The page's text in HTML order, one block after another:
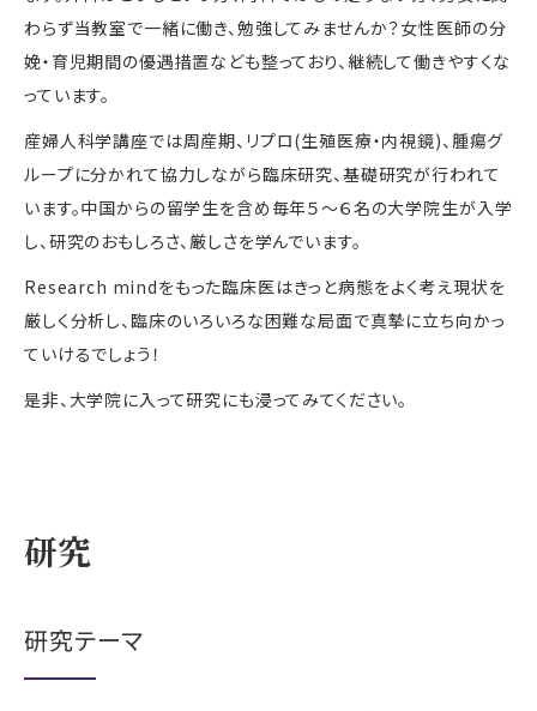
わらず当教室で一緒に働き、勉強してみませんか？女性医師の分
娩・育児期間の優遇措置なども整っており、継続して働きやすくな
っています。
産婦人科学講座では周産期、リプロ(生殖医療・内視鏡)、腫瘍グ
ループに分かれて協力しながら臨床研究、基礎研究が行われて
います。中国からの留学生を含め毎年５～６名の大学院生が入学
し、研究のおもしろさ、厳しさを学んでいます。
Research mindをもった臨床医はきっと病態をよく考え現状を
厳しく分析し、臨床のいろいろな困難な局面で真摯に立ち向かっ
ていけるでしょう！
是非、大学院に入って研究にも浸ってみてください。
研究
研究テーマ